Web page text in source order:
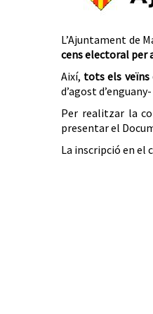
L’Ajuntament de
cens electoral per
Així, tots els veïns
d’agost
Per realitzar la
presentar el
La inscripció en el